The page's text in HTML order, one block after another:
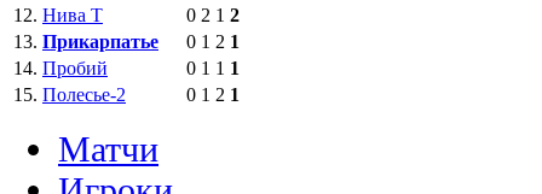
12. Нива Т 0 2 1 2
13. Прикарпатье 0 1 2 1
14. Пробий 0 1 1 1
15. Полесье-2 0 1 2 1
Матчи